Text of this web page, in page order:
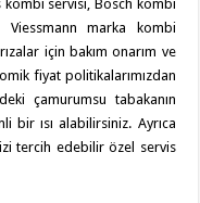
servisi, Bosch kombi
marka kombi
için bakım onarım ve
fiyat politikalarımızdan
çamurumsu tabakanın
bir ısı alabilirsiniz. Ayrıca
tercih edebilir özel servis